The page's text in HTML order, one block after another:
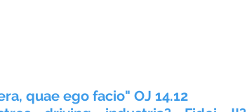
quae ego facio" OJ 14.12